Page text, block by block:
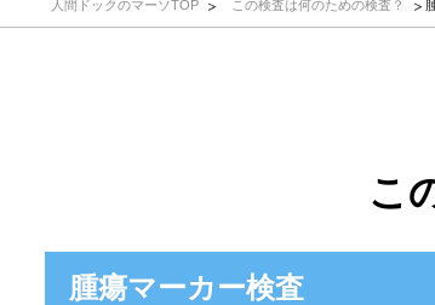
人間ドックのマーソTOP この検査は何のための検査？
こ
腫瘍マーカー検査